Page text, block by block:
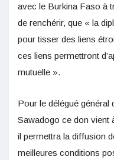
avec le Burkina Faso à
de renchérir, que « la
pour tisser des liens
ces liens permettront
mutuelle ».
Pour le délégué
Sawadogo ce don vient
il permettra la diffusion
meilleures conditions